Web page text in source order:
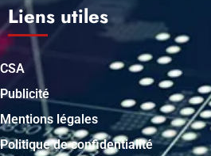
Liens utiles
CSA
Publicité
Mentions légales
Politique de confidentialité